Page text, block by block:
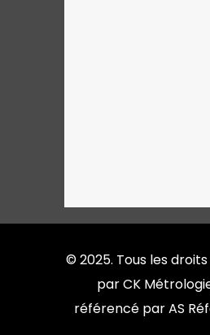
© 2025. Tous les
par CK
référencé par AS